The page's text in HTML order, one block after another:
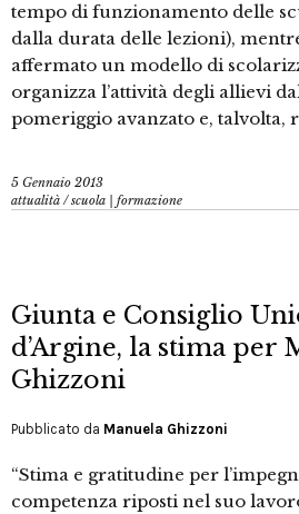
tempo di funzionamento delle
dalla durata delle lezioni),
affermato un modello di
organizza l’attività degli allievi
pomeriggio avanzato e, talvolta,
5 Gennaio 2013
attualità /scuola | formazione
Giunta e Consiglio
d’Argine, la stima per
Ghizzoni
Pubblicato da Manuela Ghizzoni
“Stima e gratitudine per
competenza riposti nel suo